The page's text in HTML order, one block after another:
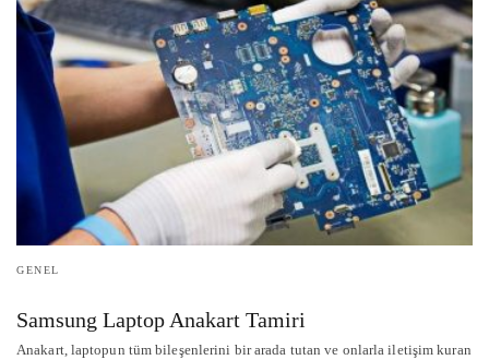
GENEL
Samsung Laptop Anakart Tamiri
Anakart, laptopun tüm bileşenlerini bir arada tutan ve onlarla iletişim kuran